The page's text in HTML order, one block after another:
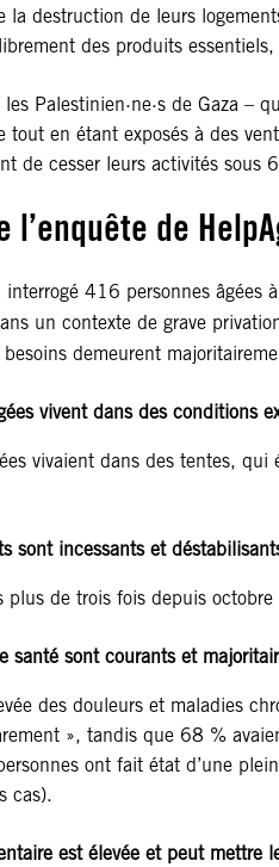
la destruction de leurs
des produits
les Palestinien·ne·s de Gaza
tout en étant exposés à des
de cesser leurs activités sous
l’enquête de
416 personnes
un contexte de grave
demeurent
vivent dans des conditions
vivaient dans des tentes,
sont incessants et
plus de trois fois depuis
santé sont courants et
des douleurs et maladies
», tandis que 68 %
ont fait état d’une
cas).
est élevée et peut mettre